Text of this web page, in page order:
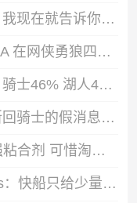
字母哥被问最佳美国大个子：我现在就告诉你 是阿德巴约
Stein：八村塁优先考虑留在LA 在网侠勇狼四队有意下最终选择快船
布朗尼新赛季下家预测概率：骑士46% 湖人42% 黄蜂10%
笑死！字母哥被整蛊看詹姆斯回骑士的假消息：差点给我吓出心脏病
前NBA球员：老詹是史上最强粘合剂 可惜淘汰火箭的首发五人都走了
八村塁先签后换失败！Shams：快船只给少量现金 湖人想要选秀资产